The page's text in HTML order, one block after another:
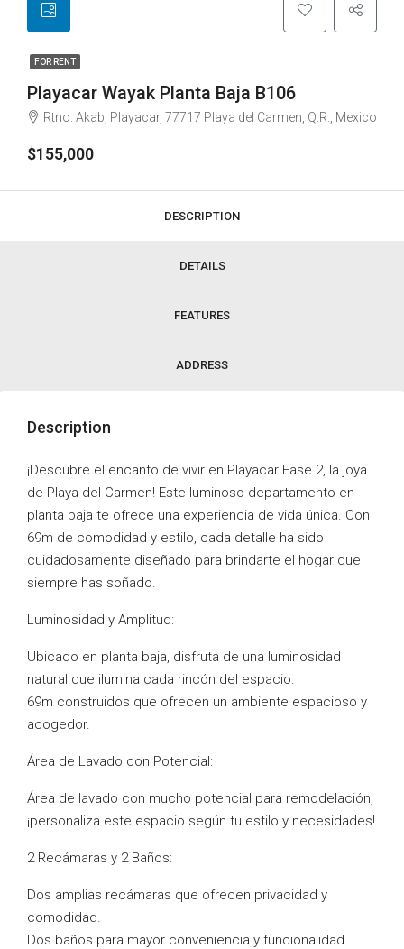
FOR RENT
Playacar Wayak Planta Baja B106
Rtno. Akab, Playacar, 77717 Playa del Carmen, Q.R., Mexico
$155,000
DESCRIPTION
DETAILS
FEATURES
ADDRESS
Description
¡Descubre el encanto de vivir en Playacar Fase 2, la joya
de Playa del Carmen! Este luminoso departamento en
planta baja te ofrece una experiencia de vida única. Con
69m de comodidad y estilo, cada detalle ha sido
cuidadosamente diseñado para brindarte el hogar que
siempre has soñado.
Luminosidad y Amplitud:
Ubicado en planta baja, disfruta de una luminosidad
natural que ilumina cada rincón del espacio.
69m construidos que ofrecen un ambiente espacioso y
acogedor.
Área de Lavado con Potencial:
Área de lavado con mucho potencial para remodelación,
¡personaliza este espacio según tu estilo y necesidades!
2 Recámaras y 2 Baños:
Dos amplias recámaras que ofrecen privacidad y
comodidad.
Dos baños para mayor conveniencia y funcionalidad.